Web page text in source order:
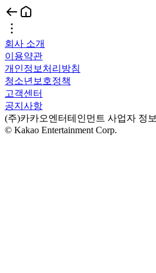
회사 소개
이용약관
개인정보처리방침
청소년보호정책
고객센터
공지사항
(주)카카오엔터테인먼트 사업자 정보
© Kakao Entertainment Corp.